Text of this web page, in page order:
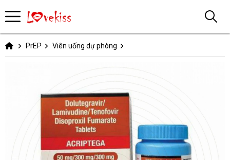
PrEP Viên uống dự phòng